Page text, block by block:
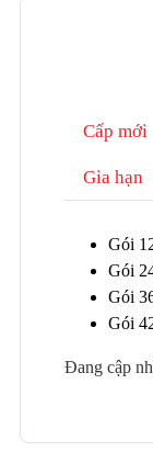
Cấp mới
Gia hạn
Gói
Gói
Gói
Gói
Đang cập